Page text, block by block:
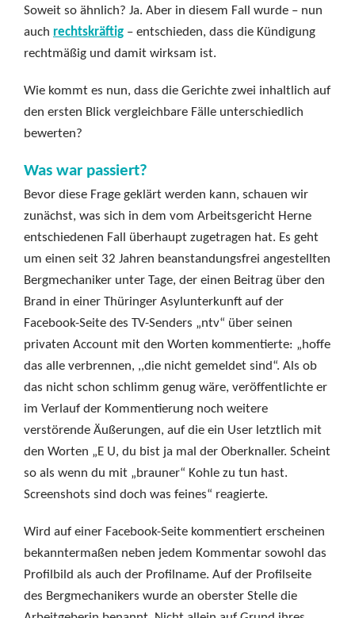
Soweit so ähnlich? Ja. Aber in diesem Fall wurde – nun
auch rechtskräftig – entschieden, dass die Kündigung
rechtmäßig und damit wirksam ist.
Wie kommt es nun, dass die Gerichte zwei inhaltlich auf
den ersten Blick vergleichbare Fälle unterschiedlich
bewerten?
Was war passiert?
Bevor diese Frage geklärt werden kann, schauen wir
zunächst, was sich in dem vom Arbeitsgericht Herne
entschiedenen Fall überhaupt zugetragen hat. Es geht
um einen seit 32 Jahren beanstandungsfrei angestellten
Bergmechaniker unter Tage, der einen Beitrag über den
Brand in einer Thüringer Asylunterkunft auf der
Facebook-Seite des TV-Senders „ntv“ über seinen
privaten Account mit den Worten kommentierte: „hoffe
das alle verbrennen, ,,die nicht gemeldet sind“. Als ob
das nicht schon schlimm genug wäre, veröffentlichte er
im Verlauf der Kommentierung noch weitere
verstörende Äußerungen, auf die ein User letztlich mit
den Worten „E U, du bist ja mal der Oberknaller. Scheint
so als wenn du mit „brauner“ Kohle zu tun hast.
Screenshots sind doch was feines“ reagierte.
Wird auf einer Facebook-Seite kommentiert erscheinen
bekanntermaßen neben jedem Kommentar sowohl das
Profilbild als auch der Profilname. Auf der Profilseite
des Bergmechanikers wurde an oberster Stelle die